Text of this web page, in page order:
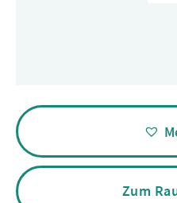
Alternative:
Zum